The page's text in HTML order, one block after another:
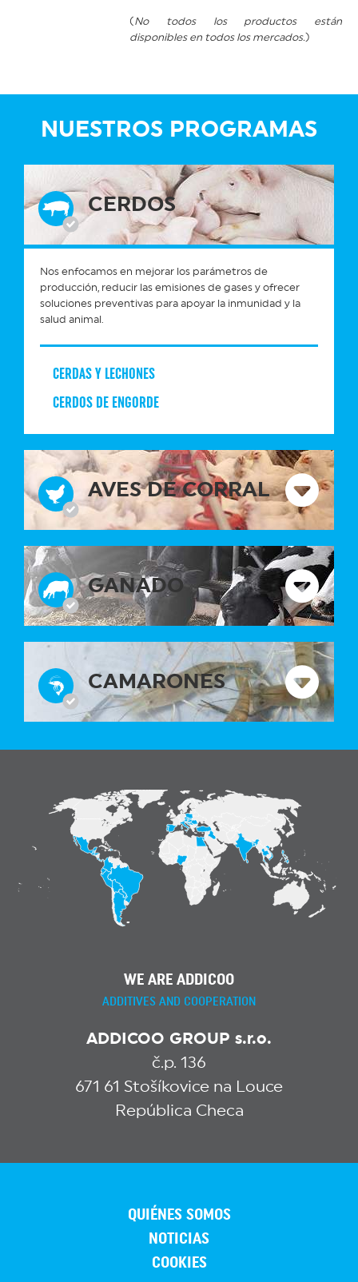
( No todos los productos están
disponibles en todos los mercados.)
NUESTROS PROGRAMAS
CERDOS
Nos enfocamos en mejorar los parámetros de
producción, reducir las emisiones de gases y ofrecer
soluciones preventivas para apoyar la inmunidad y la
salud animal.
CERDAS Y LECHONES
CERDOS DE ENGORDE
AVES DE CORRAL
GANADO
CAMARONES
WE ARE ADDICOO
ADDITIVES AND COOPERATION
ADDICOO GROUP s.r.o.
č.p. 136
671 61 Stošíkovice na Louce
República Checa
QUIÉNES SOMOS
NOTICIAS
COOKIES